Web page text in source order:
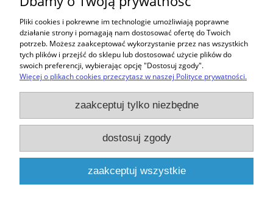
do koszyka
Zakupy
Pomoc
Moje konto
Informacje
Pliki cookies i pokrewne im technologie umożliwiają poprawne
działanie strony i pomagają nam dostosować ofertę do Twoich
potrzeb. Możesz zaakceptować wykorzystanie przez nas wszystkich
tych plików i przejść do sklepu lub dostosować użycie plików do
swoich preferencji, wybierając opcję "Dostosuj zgody".
Więcej o plikach cookies przeczytasz w naszej Polityce prywatności.
zaakceptuj tylko niezbędne
dostosuj zgody
zaakceptuj wszystkie